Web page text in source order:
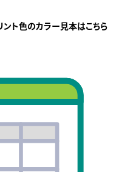
ント色のカラー見本はこちら